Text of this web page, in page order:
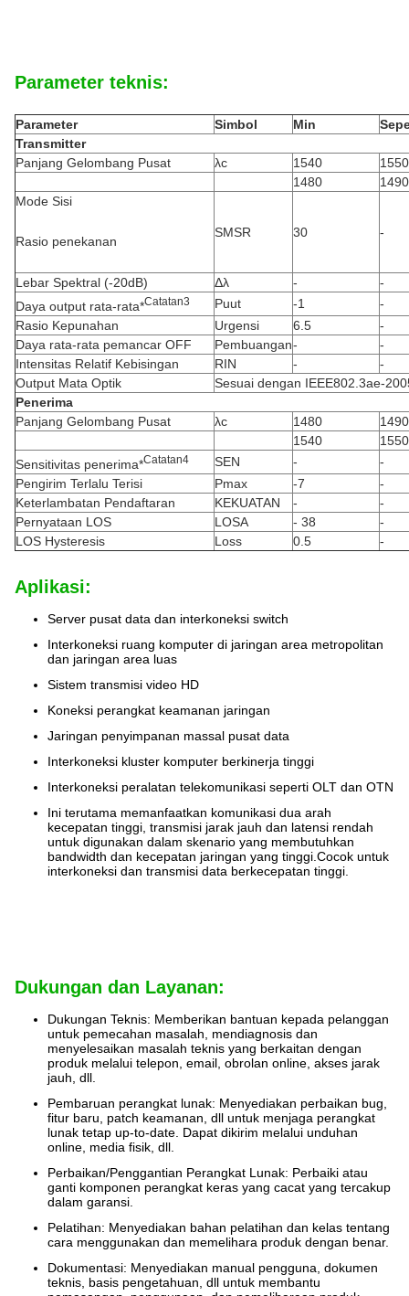
Parameter teknis:
Parameter Simbol Min
Transmitter
Panjang Gelombang Pusat
λc 1540
1550
1480
1490
Mode Sisi
Rasio penekanan
SMSR 30 -
Lebar Spektral (-20dB) Δλ -
-
Daya output rata-rata*Catatan3 Puut -1
-
Rasio Kepunahan
Urgensi 6.5
-
Daya rata-rata pemancar OFF
Pembuangan-
-
Intensitas Relatif Kebisingan
RIN -
-
Output Mata Optik
Sesuai dengan IEEE802.3ae-
Penerima
Panjang Gelombang Pusat
λc 1480
1490
1540
1550
Sensitivitas penerima*Catatan4 SEN -
-
Pengirim Terlalu Terisi
Pmax -7
-
Keterlambatan Pendaftaran
KEKUATAN -
-
Pernyataan LOS
LOSA - 38
-
LOS Hysteresis
Loss 0.5 -
Aplikasi:
Server pusat data dan interkoneksi switch
Interkoneksi ruang komputer di jaringan area metropolitan
dan jaringan area luas
Sistem transmisi video HD
Koneksi perangkat keamanan jaringan
Jaringan penyimpanan massal pusat data
Interkoneksi kluster komputer berkinerja tinggi
Interkoneksi peralatan telekomunikasi seperti OLT dan OTN
Ini terutama memanfaatkan komunikasi dua arah
kecepatan tinggi, transmisi jarak jauh dan latensi rendah
untuk digunakan dalam skenario yang membutuhkan
bandwidth dan kecepatan jaringan yang tinggi.Cocok untuk
interkoneksi dan transmisi data berkecepatan tinggi.
Dukungan dan Layanan:
Dukungan Teknis: Memberikan bantuan kepada pelanggan
untuk pemecahan masalah, mendiagnosis dan
menyelesaikan masalah teknis yang berkaitan dengan
produk melalui telepon, email, obrolan online, akses jarak
jauh, dll.
Pembaruan perangkat lunak: Menyediakan perbaikan bug,
fitur baru, patch keamanan, dll untuk menjaga perangkat
lunak tetap up-to-date. Dapat dikirim melalui unduhan
online, media fisik, dll.
Perbaikan/Penggantian Perangkat Lunak: Perbaiki atau
ganti komponen perangkat keras yang cacat yang tercakup
dalam garansi.
Pelatihan: Menyediakan bahan pelatihan dan kelas tentang
cara menggunakan dan memelihara produk dengan benar.
Dokumentasi: Menyediakan manual pengguna, dokumen
teknis, basis pengetahuan, dll untuk membantu